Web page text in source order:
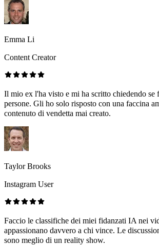
Emma Li
Content Creator
Il mio ex l'ha visto e mi ha scritto chiedendo se
persone. Gli ho solo risposto con una faccina
contenuto di vendetta mai creato.
Taylor Brooks
Instagram User
Faccio le classifiche dei miei fidanzati IA nei
appassionano davvero a chi vince. Le
sono meglio di un reality show.